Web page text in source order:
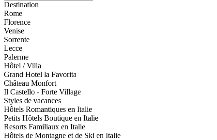
Destination
Rome
Florence
Venise
Sorrente
Lecce
Palerme
Hôtel / Villa
Grand Hotel la Favorita
Château Monfort
Il Castello - Forte Village
Styles de vacances
Hôtels Romantiques en Italie
Petits Hôtels Boutique en Italie
Resorts Familiaux en Italie
Hôtels de Montagne et de Ski en Italie